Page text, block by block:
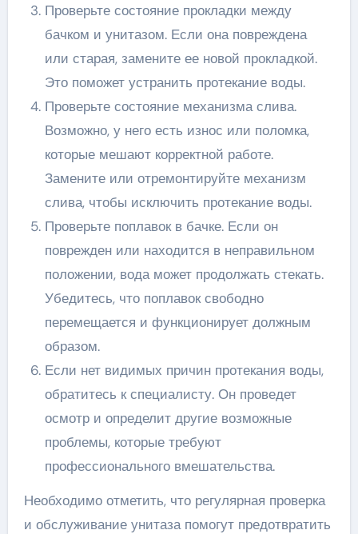
Проверьте состояние прокладки между
бачком и унитазом. Если она повреждена
или старая, замените ее новой прокладкой.
Это поможет устранить протекание воды.
Проверьте состояние механизма слива.
Возможно, у него есть износ или поломка,
которые мешают корректной работе.
Замените или отремонтируйте механизм
слива, чтобы исключить протекание воды.
Проверьте поплавок в бачке. Если он
поврежден или находится в неправильном
положении, вода может продолжать стекать.
Убедитесь, что поплавок свободно
перемещается и функционирует должным
образом.
Если нет видимых причин протекания воды,
обратитесь к специалисту. Он проведет
осмотр и определит другие возможные
проблемы, которые требуют
профессионального вмешательства.
Необходимо отметить, что регулярная проверка
и обслуживание унитаза помогут предотвратить